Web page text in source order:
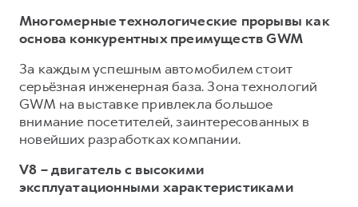
Многомерные технологические прорывы как
основа конкурентных преимуществ GWM
За каждым успешным автомобилем стоит
серьёзная инженерная база. Зона технологий
GWM на выставке привлекла большое
внимание посетителей, заинтересованных в
новейших разработках компании.
V8 – двигатель с высокими
эксплуатационными характеристиками